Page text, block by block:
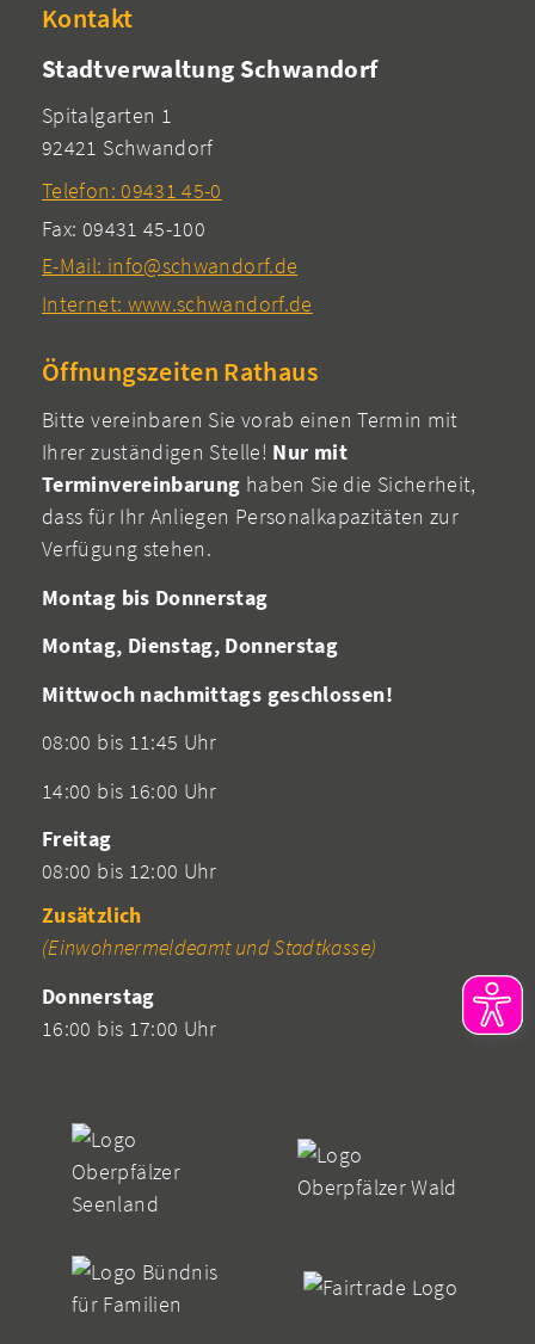
Kontakt
Stadtverwaltung Schwandorf
Spitalgarten 1
92421 Schwandorf
Telefon: 09431 45-0
Fax: 09431 45-100
E-Mail: info@schwandorf.de
Internet: www.schwandorf.de
Öffnungszeiten Rathaus
Bitte vereinbaren Sie vorab einen Termin mit
Ihrer zuständigen Stelle! Nur mit
Terminvereinbarung haben Sie die Sicherheit,
dass für Ihr Anliegen Personalkapazitäten zur
Verfügung stehen.
Montag bis Donnerstag
Montag, Dienstag, Donnerstag
Mittwoch nachmittags geschlossen!
08:00 bis 11:45 Uhr
14:00 bis 16:00 Uhr
Freitag
08:00 bis 12:00 Uhr
Zusätzlich
(Einwohnermeldeamt und Stadtkasse)
Donnerstag
16:00 bis 17:00 Uhr